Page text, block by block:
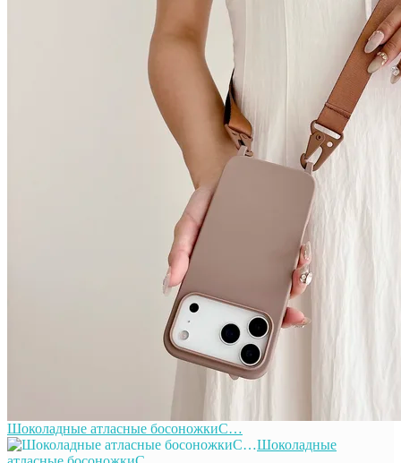
Шоколадные атласные босоножкиС…
Шоколадные